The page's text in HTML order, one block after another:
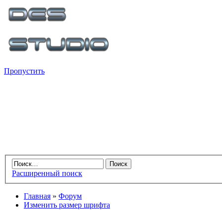
Пропустить
Расширенный поиск
Главная » Форум
Изменить размер шрифта